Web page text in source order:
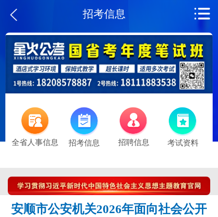
招考信息
全省人事信息 招考信息 招聘信息 考试资料
安顺市公安机关2026年面向社会公开